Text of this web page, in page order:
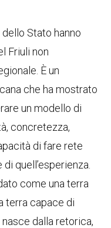
Stato hanno
Friuli non
È un
che ha mostrato
un modello di
concretezza,
di fare rete
quell’esperienza.
come una terra
terra capace di
dalla retorica,